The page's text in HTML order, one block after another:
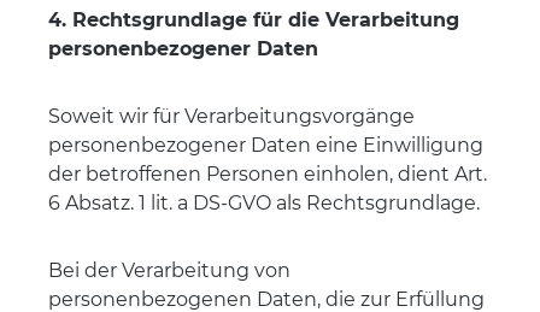
4. Rechtsgrundlage für die Verarbeitung
personenbezogener Daten
Soweit wir für Verarbeitungsvorgänge
personenbezogener Daten eine Einwilligung
der betroffenen Personen einholen, dient Art.
6 Absatz. 1 lit. a DS-GVO als Rechtsgrundlage.
Bei der Verarbeitung von
personenbezogenen Daten, die zur Erfüllung